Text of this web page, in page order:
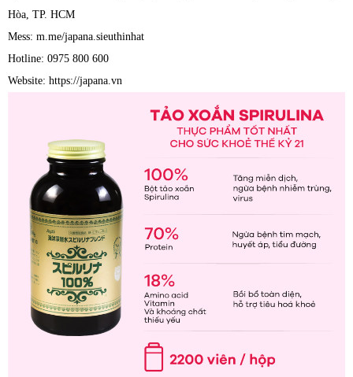
Hòa, TP. HCM
Mess: m.me/japana.sieuthinhat
Hotline: 0975 800 600
Website: https://japana.vn